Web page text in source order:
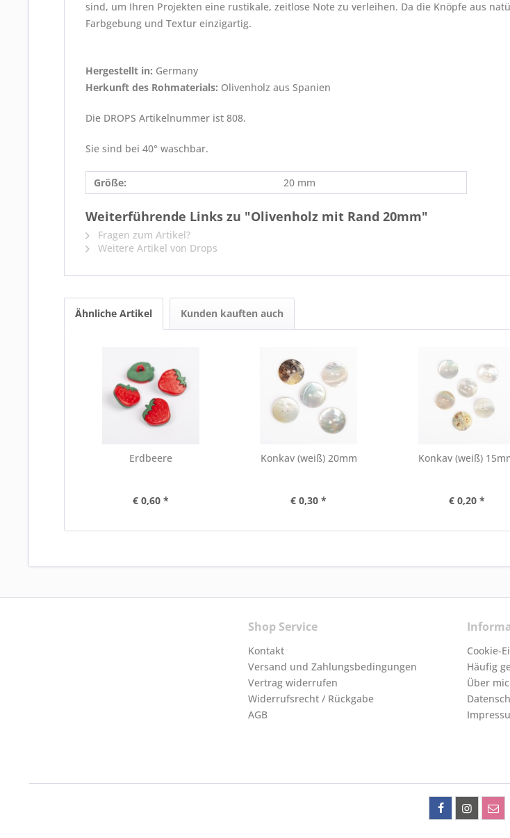
sind, um Ihren Projekten eine rustikale, zeitlose Note zu verleihen. Da die Knöpfe aus
Farbgebung und Textur einzigartig.
Hergestellt in: Germany
Herkunft des Rohmaterials: Olivenholz aus Spanien
Die DROPS Artikelnummer ist 808.
Sie sind bei 40° waschbar.
Größe: 20 mm
Weiterführende Links zu "Olivenholz mit Rand 20mm"
Fragen zum Artikel?
Weitere Artikel von Drops
Ähnliche Artikel Kunden kauften auch
Erdbeere
€ 0,60 *
Konkav (weiß) 20mm
€ 0,30 *
Konkav (weiß)
€ 0,20 *
Shop Service
Kontakt
Versand und Zahlungsbedingungen
Vertrag widerrufen
Widerrufsrecht / Rückgabe
AGB
Cookie-
Häufig
Über